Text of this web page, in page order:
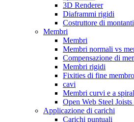
3D Renderer
Diaframmi rigidi
Costruttore di
Membri
Membri
Membri normali vs
Compensazione di
Membri rigidi
Fixities di fine
cavi
Membri curvi e a
Open Web Steel Joists
Applicazione di carichi
Carichi puntuali